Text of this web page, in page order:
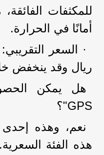
للمكثفات الفائقة،
أمانًا في الحرارة.
ريال وقد ينخفض
هل يمكن
GPS"؟
نعم، وهذه
هذه الفئة